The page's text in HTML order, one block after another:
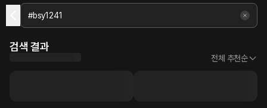
검색 결과
전체 추천순